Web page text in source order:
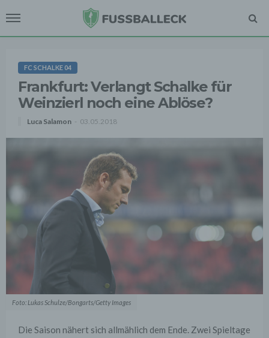
FC SCHALKE 04
Frankfurt: Verlangt Schalke für
Weinzierl noch eine Ablöse?
Luca Salamon 03.05.2018
Foto: Lukas Schulze/Bongarts/Getty Images
Die Saison nähert sich allmählich dem Ende. Zwei Spieltage